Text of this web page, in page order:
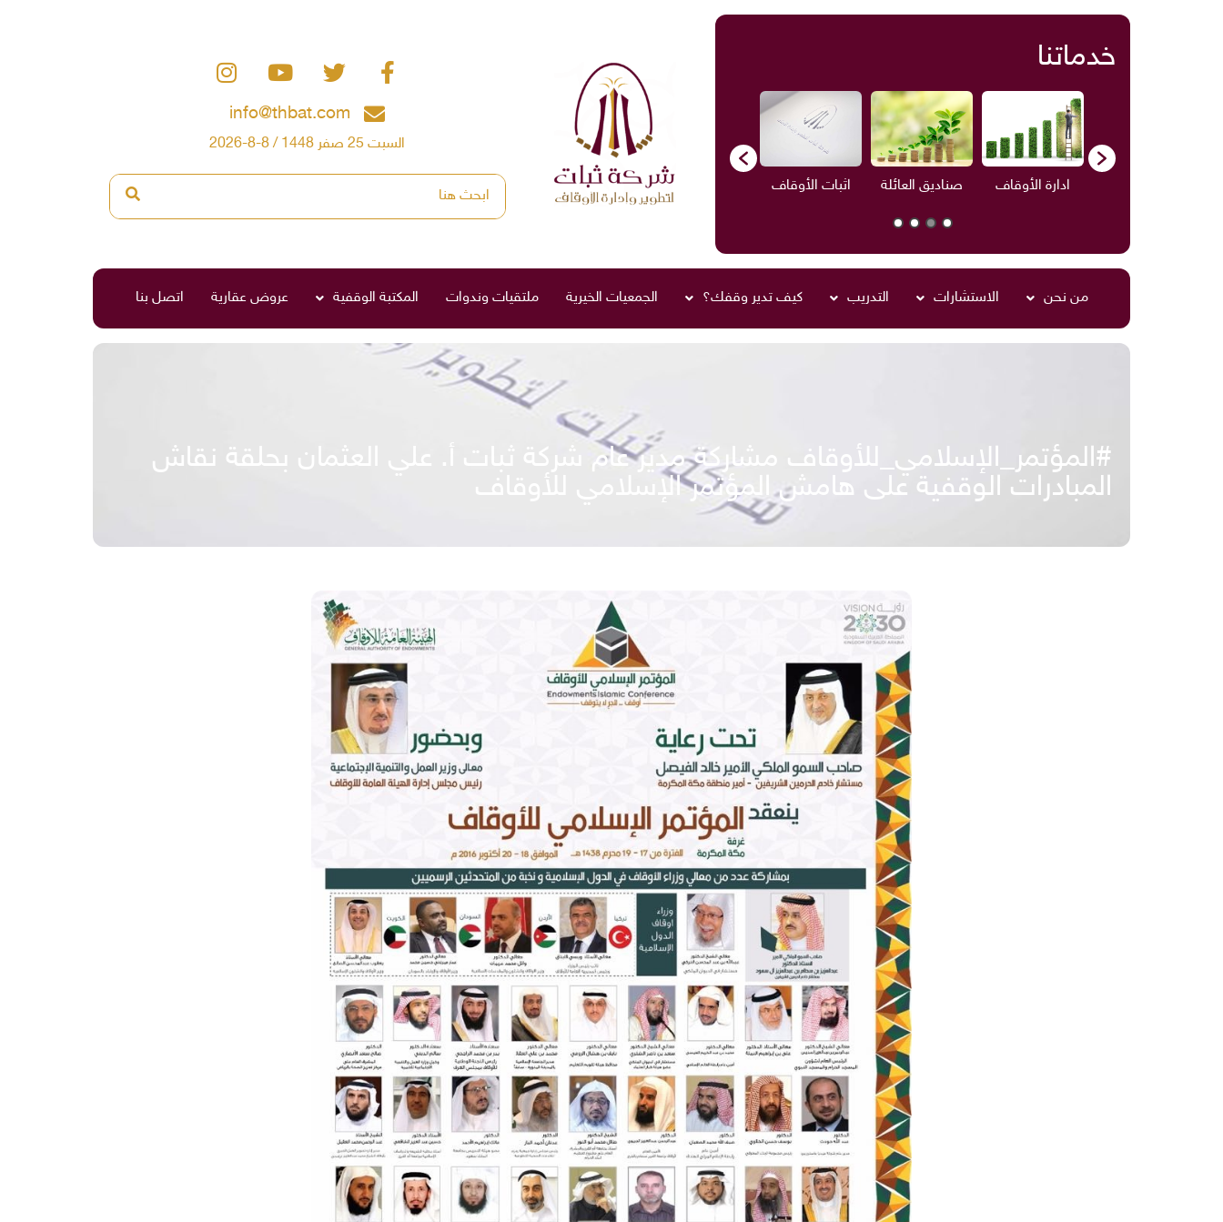
خدماتنا
ادارة الأوقاف صناديق العائلة اثبات الأوقاف الاستشارات ادارة الأوقاف صناديق العائلة
info@thbat.com
السبت 25 صفر 1448 / 8-8-2026
من نحن الاستشارات التدريب كيف تدير وقفك؟ الجمعيات الخيرية ملتقيات وندوات المكتبة الوقفية عروض عقارية اتصل بنا
#المؤتمر_الإسلامي_للأوقاف مشاركة مدير عام شركة ثبات أ. علي العثمان بحلقة نقاش
المبادرات الوقفية على هامش المؤتمر الإسلامي للأوقاف